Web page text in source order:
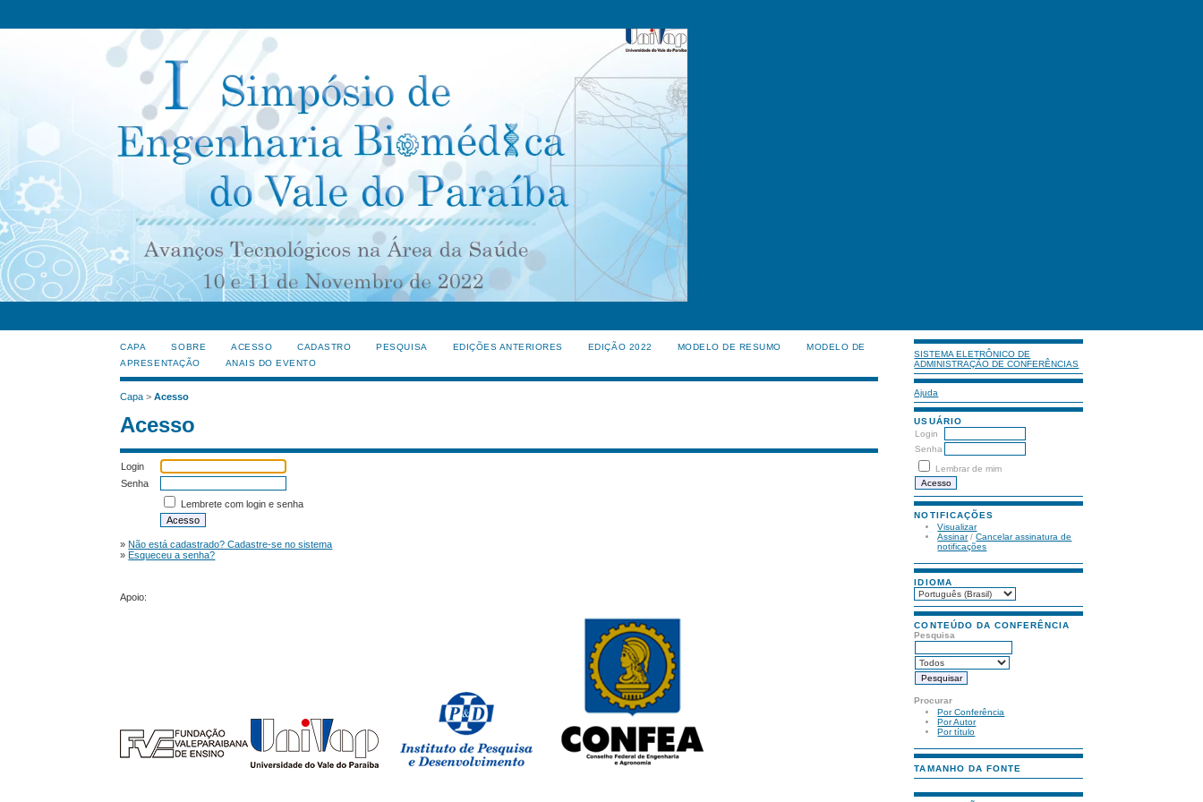
SISTEMA ELETRÔNICO DE
ADMINISTRAÇÃO DE CONFERÊNCIAS
Ajuda
USUÁRIO
Login
Senha
Lembrar de mim
NOTIFICAÇÕES
Visualizar
Assinar/Cancelar assinatura de
notificações
IDIOMA
CONTEÚDO DA CONFERÊNCIA
Pesquisa
Procurar
Por Conferência
Por Autor
Por título
TAMANHO DA FONTE
CAPA SOBRE ACESSO CADASTRO PESQUISA EDIÇÕES ANTERIORES EDIÇÃO 2022 MODELO DE RESUMO
MODELO DE
APRESENTAÇÃO
ANAIS DO EVENTO
Capa >Acesso
Acesso
Login
Senha
Lembrete com login e senha
»Não está cadastrado? Cadastre-se no sistema
»Esqueceu a senha?
Apoio: